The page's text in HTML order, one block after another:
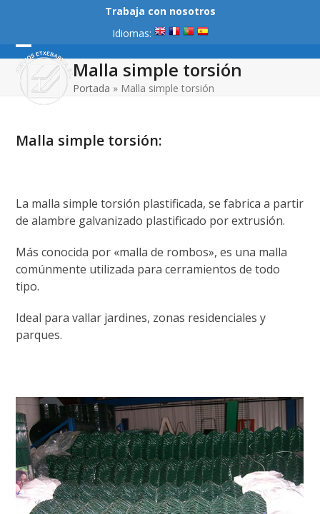
content
Trabaja con nosotros
Idiomas:
Open
mobile
menu
Close
mobile
menu
Malla simple torsión
Portada » Malla simple torsión
Malla simple torsión:
La malla simple torsión plastificada, se fabrica a partir
de alambre galvanizado plastificado por extrusión.
Más conocida por «malla de rombos», es una malla
comúnmente utilizada para cerramientos de todo
tipo.
Ideal para vallar jardines, zonas residenciales y
parques.